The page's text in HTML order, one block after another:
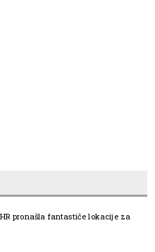
pronašla fantastiče lokacije za